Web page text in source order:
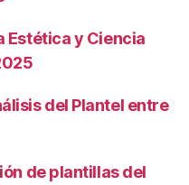
Estética y Ciencia
del Plantel entre
de plantillas del